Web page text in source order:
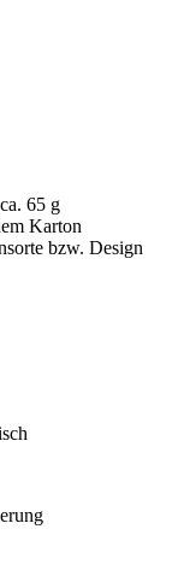
65 g
Karton
bzw. Design